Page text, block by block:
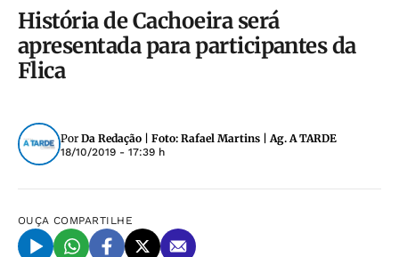
História de Cachoeira será
apresentada para participantes da
Flica
Por Da Redação | Foto: Rafael Martins | Ag. A TARDE
18/10/2019 - 17:39 h
OUÇA COMPARTILHE